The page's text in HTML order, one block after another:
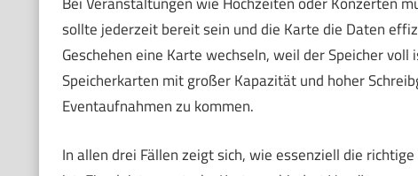
sollte jederzeit bereit sein und die Karte die Daten
Geschehen eine Karte wechseln, weil der Speicher
Speicherkarten mit großer Kapazität und hoher
Eventaufnahmen zu kommen.
In allen drei Fällen zeigt sich, wie essenziell die